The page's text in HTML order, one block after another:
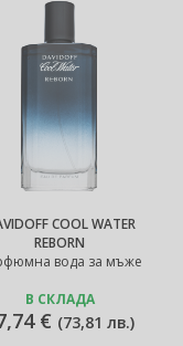
COOL WATER
REBORN
вода за мъже
В СКЛАДА
€ (73,81 лв.)